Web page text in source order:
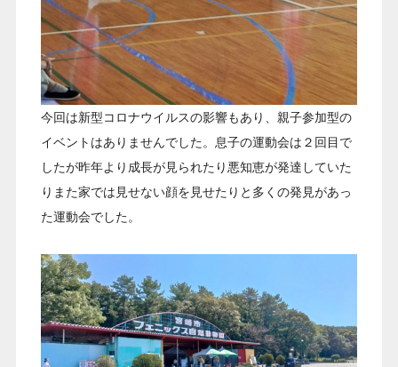
今回は新型コロナウイルスの影響もあり、親子参加型の
イベントはありませんでした。息子の運動会は２回目で
したが昨年より成長が見られたり悪知恵が発達していた
りまた家では見せない顔を見せたりと多くの発見があっ
た運動会でした。